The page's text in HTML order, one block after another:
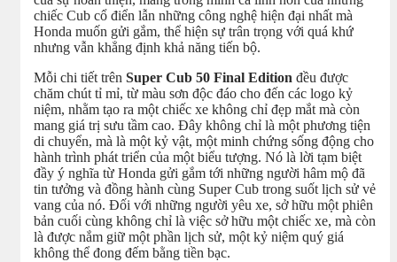
chiếc Cub cổ điển lẫn những công nghệ hiện đại nhất mà
Honda muốn gửi gắm, thể hiện sự trân trọng với quá khứ
nhưng vẫn khẳng định khả năng tiến bộ.
Mỗi chi tiết trên Super Cub 50 Final Edition đều được
chăm chút tỉ mỉ, từ màu sơn độc đáo cho đến các logo kỷ
niệm, nhằm tạo ra một chiếc xe không chỉ đẹp mắt mà còn
mang giá trị sưu tầm cao. Đây không chỉ là một phương tiện
di chuyển, mà là một kỷ vật, một minh chứng sống động cho
hành trình phát triển của một biểu tượng. Nó là lời tạm biệt
đầy ý nghĩa từ Honda gửi gắm tới những người hâm mộ đã
tin tưởng và đồng hành cùng Super Cub trong suốt lịch sử vẻ
vang của nó. Đối với những người yêu xe, sở hữu một phiên
bản cuối cùng không chỉ là việc sở hữu một chiếc xe, mà còn
là được nắm giữ một phần lịch sử, một kỷ niệm quý giá
không thể đong đếm bằng tiền bạc.